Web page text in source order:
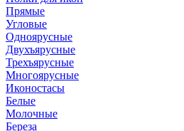
Прямые
Угловые
Одноярусные
Двухъярусные
Трехъярусные
Многоярусные
Иконостасы
Белые
Молочные
Береза